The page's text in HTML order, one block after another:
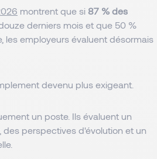
montrent que si 87 % des
derniers mois et que 50 %
les employeurs évaluent désormais
devenu plus exigeant.
un poste. Ils évaluent un
perspectives d'évolution et un